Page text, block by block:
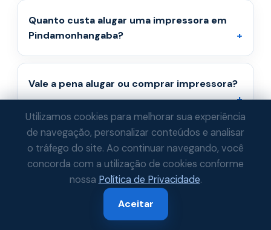
Quanto custa alugar uma impressora em
Pindamonhangaba?
Vale a pena alugar ou comprar impressora?
A manutenção está inclusa no aluguel?
Utilizamos cookies para melhorar sua experiência
de navegação, personalizar conteúdos e analisar
o tráfego do site. Ao continuar navegando, você
concorda com a utilização de cookies conforme
nossa Política de Privacidade.
Aceitar